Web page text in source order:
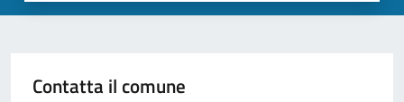
Contatta il comune